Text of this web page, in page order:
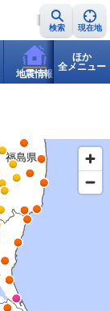
検索 現在地
地震情報 世界天
ほか
全メニュー